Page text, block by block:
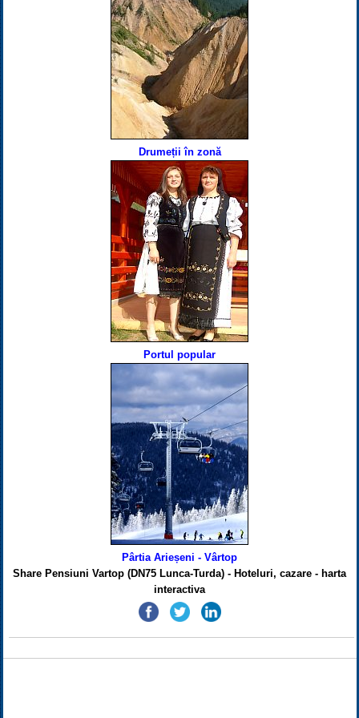
Drumeții în zonă
Portul popular
Pârtia Arieșeni - Vârtop
Share Pensiuni Vartop (DN75 Lunca-Turda) - Hoteluri, cazare - harta
interactiva